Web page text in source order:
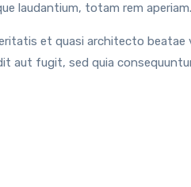
laudantium, totam rem aperiam.
et quasi architecto
aut fugit, sed quia